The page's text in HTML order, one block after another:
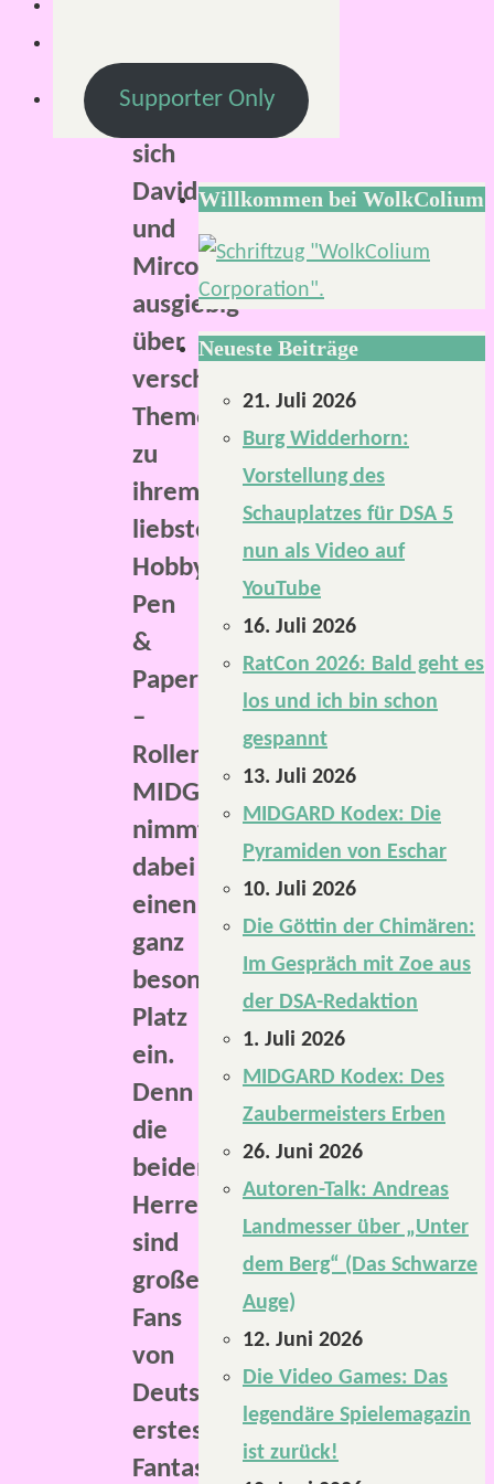
unterhalten
sich
David
und
Mirco
ausgiebig
über
verschiedene
Themen
zu
ihrem
liebsten
Hobby:
Pen
&
Paper
–
Rollenspiele.
MIDGARD
nimmt
dabei
einen
ganz
besonderen
Platz
ein.
Denn
die
beiden
Herren
sind
große
Fans
von
Deutschlands
erstes
Fantasy-
Supporter Only
Willkommen bei WolkColium
Neueste Beiträge
21. Juli 2026
Burg Widderhorn:
Vorstellung des
Schauplatzes für DSA 5
nun als Video auf
YouTube
16. Juli 2026
RatCon 2026: Bald geht es
los und ich bin schon
gespannt
13. Juli 2026
MIDGARD Kodex: Die
Pyramiden von Eschar
10. Juli 2026
Die Göttin der Chimären:
Im Gespräch mit Zoe aus
der DSA-Redaktion
1. Juli 2026
MIDGARD Kodex: Des
Zaubermeisters Erben
26. Juni 2026
Autoren-Talk: Andreas
Landmesser über „Unter
dem Berg“ (Das Schwarze
Auge)
12. Juni 2026
Die Video Games: Das
legendäre Spielemagazin
ist zurück!